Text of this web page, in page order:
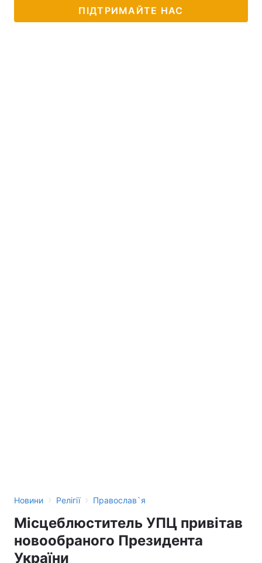
ПІДТРИМАЙТЕ НАС
Новини › Релігії › Православ`я
Місцеблюститель УПЦ привітав
новообраного Президента
України